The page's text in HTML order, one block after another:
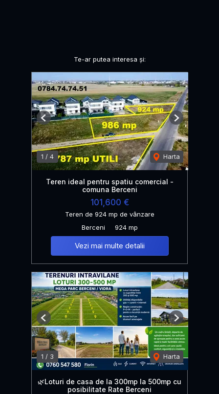
Te-ar putea interesa și:
1 / 4 Harta
Previous Next
Teren ideal pentru spatiu comercial -
comuna Berceni
101,600 €
Teren de 924 mp de vânzare
Berceni
924 mp
Vezi mai multe detalii
1 / 3 Harta
Previous Next
🌿Loturi de casa de la 300mp la 500mp cu
posibilitate Rate Berceni